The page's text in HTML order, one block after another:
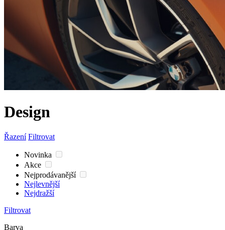
Design
Řazení Filtrovat
Novinka
Akce
Nejprodávanější
Nejlevnější
Nejdražší
Filtrovat
Barva